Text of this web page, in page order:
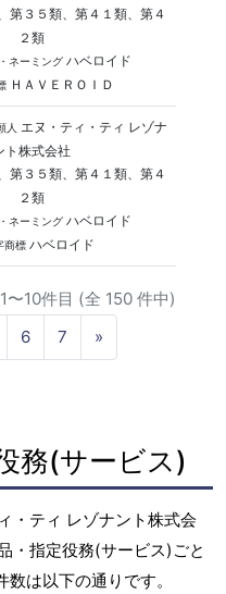
第３５類、第４１類、第４
２類
ネーミングハベロイド
ＨＡＶＥＲＯＩＤ
人
エヌ・ティ・ティ レゾナ
ト株式会社
第３５類、第４１類、第４
２類
ネーミングハベロイド
商標ハベロイド
1〜10件目 (全 150 件中)
6 7 »
e
務(サービス)
・ティ レゾナント株式会
・指定役務(サービス)ごと
は以下の通りです。